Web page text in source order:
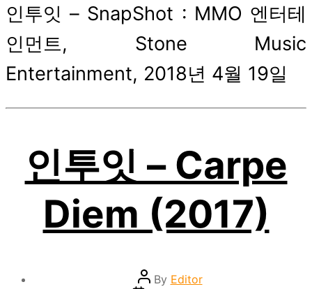
인투잇 – SnapShot : MMO 엔터테
인먼트, Stone Music
Entertainment, 2018년 4월 19일
인투잇 – Carpe
Diem (2017)
PostBy Editor